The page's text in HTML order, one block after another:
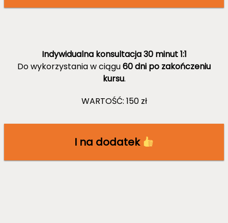
Indywidualna konsultacja 30 minut 1:1
Do wykorzystania w ciągu60 dni po zakończeniu
kursu.
WARTOŚĆ: 150 zł
I na dodatek